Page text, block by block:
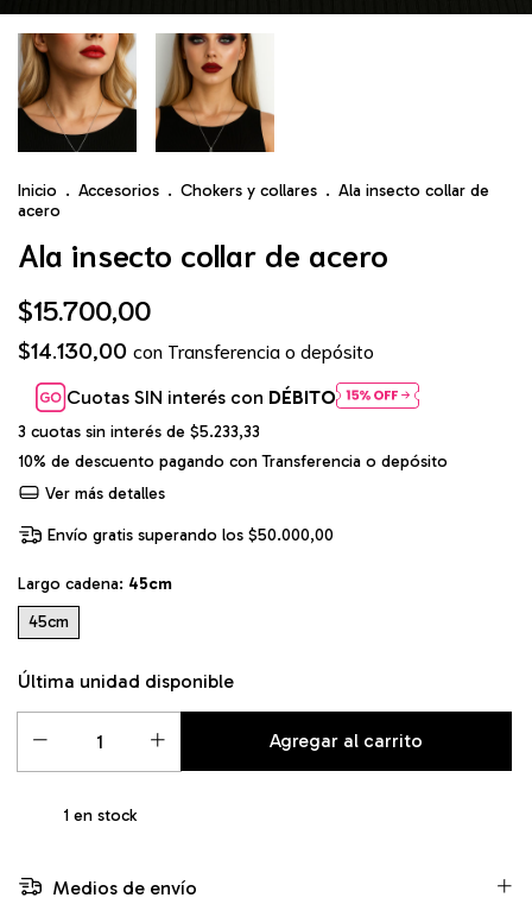
Inicio . Accesorios . Chokers y collares . Ala insecto collar de
acero
Ala insecto collar de acero
$15.700,00
$14.130,00 con Transferencia o depósito
Cuotas SIN interés con DÉBITO
3 cuotas sin interés de $5.233,33
10% de descuento pagando con Transferencia o depósito
Ver más detalles
Envío gratis superando los$50.000,00
Largo cadena: 45cm
45cm
Última unidad disponible
1en stock
Medios de envío